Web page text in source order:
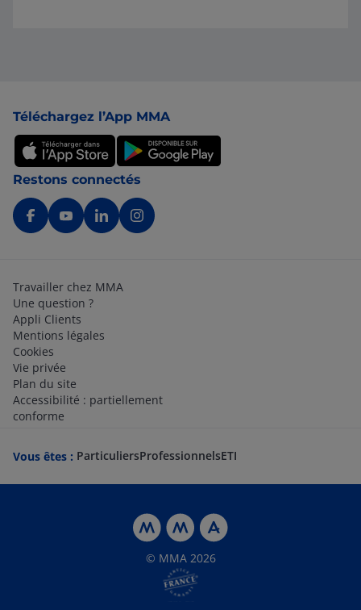
Téléchargez l’App MMA
Restons connectés
Travailler chez MMA
Une question ?
Appli Clients
Mentions légales
Cookies
Vie privée
Plan du site
Accessibilité : partiellement
conforme
Vous êtes : ParticuliersProfessionnelsETI
© MMA 2026